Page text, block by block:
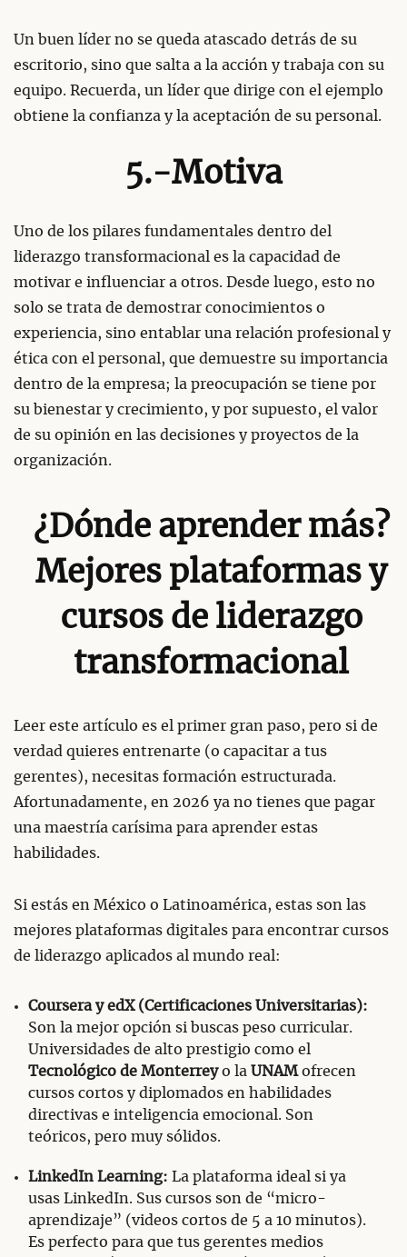
Un buen líder no se queda atascado detrás de su
escritorio, sino que salta a la acción y trabaja con su
equipo. Recuerda, un líder que dirige con el ejemplo
obtiene la confianza y la aceptación de su personal.
5.-Motiva
Uno de los pilares fundamentales dentro del
liderazgo transformacional es la capacidad de
motivar e influenciar a otros. Desde luego, esto no
solo se trata de demostrar conocimientos o
experiencia, sino entablar una relación profesional y
ética con el personal, que demuestre su importancia
dentro de la empresa; la preocupación se tiene por
su bienestar y crecimiento, y por supuesto, el valor
de su opinión en las decisiones y proyectos de la
organización.
¿Dónde aprender más?
Mejores plataformas y
cursos de liderazgo
transformacional
Leer este artículo es el primer gran paso, pero si de
verdad quieres entrenarte (o capacitar a tus
gerentes), necesitas formación estructurada.
Afortunadamente, en 2026 ya no tienes que pagar
una maestría carísima para aprender estas
habilidades.
Si estás en México o Latinoamérica, estas son las
mejores plataformas digitales para encontrar cursos
de liderazgo aplicados al mundo real:
Coursera y edX (Certificaciones Universitarias):
Son la mejor opción si buscas peso curricular.
Universidades de alto prestigio como el
Tecnológico de Monterreyo la UNAMofrecen
cursos cortos y diplomados en habilidades
directivas e inteligencia emocional. Son
teóricos, pero muy sólidos.
LinkedIn Learning: La plataforma ideal si ya
usas LinkedIn. Sus cursos son de “micro-
aprendizaje” (videos cortos de 5 a 10 minutos).
Es perfecto para que tus gerentes medios